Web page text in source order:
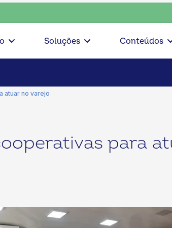
o coop • escolha consciente, escolha o
Soluções Conteúdos
atuar no varejo
para